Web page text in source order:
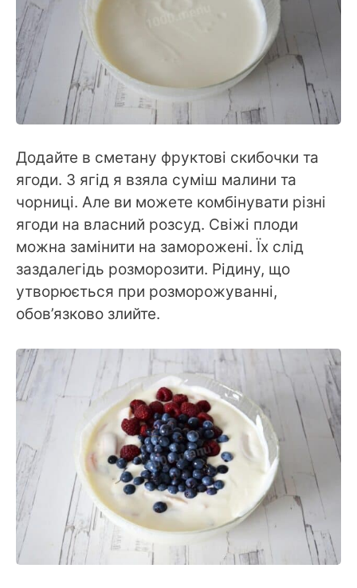
Додайте в сметану фруктові скибочки та
ягоди. З ягід я взяла суміш малини та
чорниці. Але ви можете комбінувати різні
ягоди на власний розсуд. Свіжі плоди
можна замінити на заморожені. Їх слід
заздалегідь розморозити. Рідину, що
утворюється при розморожуванні,
обов’язково злийте.